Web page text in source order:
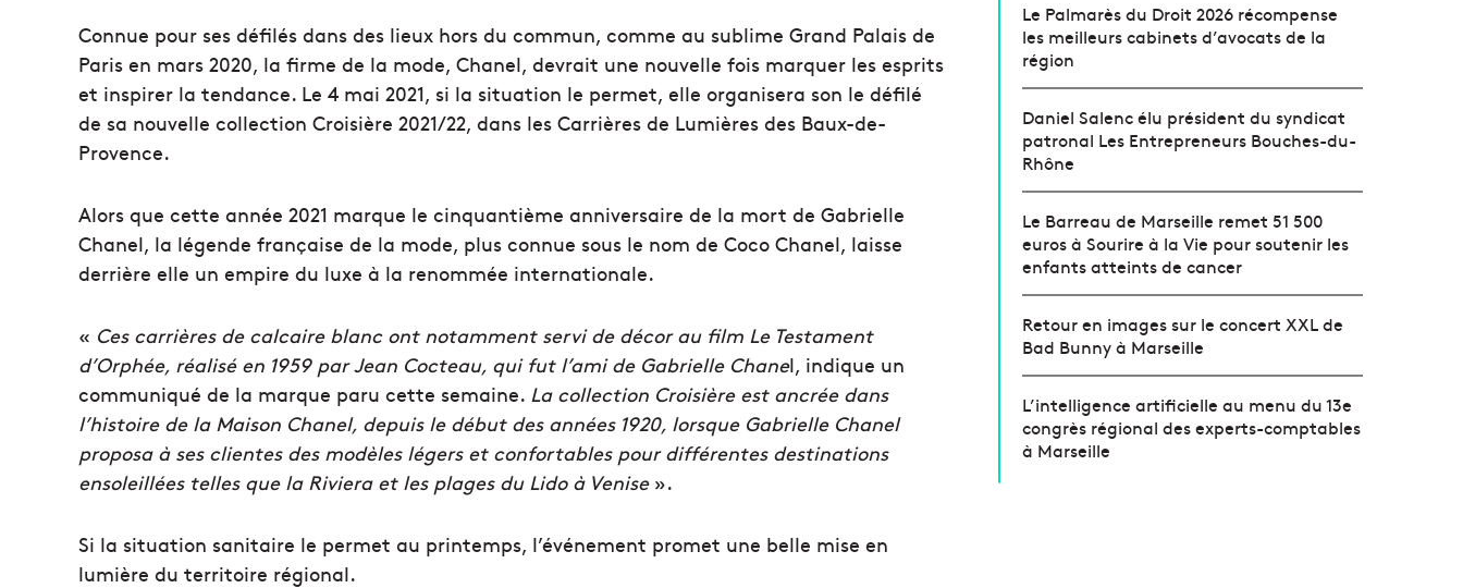
Connue pour ses défilés dans des lieux hors du commun, comme au sublime Grand Palais de
Paris en mars 2020, la firme de la mode, Chanel, devrait une nouvelle fois marquer les esprits
et inspirer la tendance. Le 4 mai 2021, si la situation le permet, elle organisera son le défilé
de sa nouvelle collection Croisière 2021/22, dans les Carrières de Lumières des Baux-de-
Provence.
Alors que cette année 2021 marque le cinquantième anniversaire de la mort de Gabrielle
Chanel, la légende française de la mode, plus connue sous le nom de Coco Chanel, laisse
derrière elle un empire du luxe à la renommée internationale.
« Ces carrières de calcaire blanc ont notamment servi de décor au film Le Testament
d’Orphée, réalisé en 1959 par Jean Cocteau, qui fut l’ami de Gabrielle Chanel, indique un
communiqué de la marque paru cette semaine. La collection Croisière est ancrée dans
l’histoire de la Maison Chanel, depuis le début des années 1920, lorsque Gabrielle Chanel
proposa à ses clientes des modèles légers et confortables pour différentes destinations
ensoleillées telles que la Riviera et les plages du Lido à Venise».
Si la situation sanitaire le permet au printemps, l’événement promet une belle mise en
lumière du territoire régional.
Le Palmarès du Droit 2026 récompense
les meilleurs cabinets d’avocats de la
région
Daniel Salenc élu président du syndicat
patronal Les Entrepreneurs Bouches-du-
Rhône
Le Barreau de Marseille remet 51 500
euros à Sourire à la Vie pour soutenir les
enfants atteints de cancer
Retour en images sur le concert XXL de
Bad Bunny à Marseille
L’intelligence artificielle au menu du 13e
congrès régional des experts-comptables
à Marseille